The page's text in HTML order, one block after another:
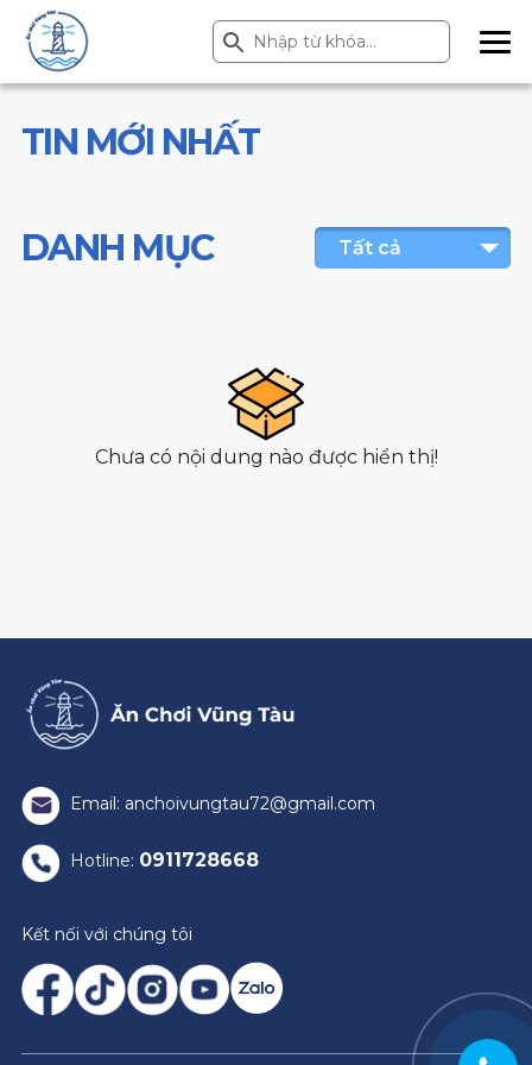
Search
for:
Search Button
ME
NU
TIN MỚI NHẤT
DANH MỤC Tất cả
Chưa có nội dung nào được hiển thị!
Email: anchoivungtau72@gmail.com
Hotline: 0911728668
Kết nối với chúng tôi